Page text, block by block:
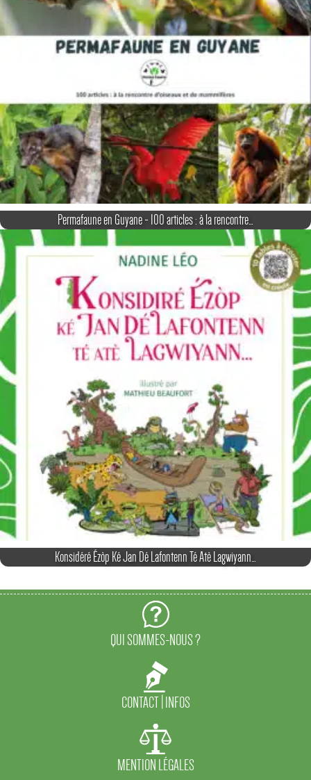
Permafaune en Guyane - 100 articles : à la rencontre…
Konsidéré Ézòp Ké Jan Dé Lafontenn Té Atè Lagwiyann…
QUI SOMMES-NOUS ?
CONTACT | INFOS
MENTION LÉGALES